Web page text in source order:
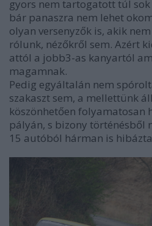
gyors nem tartogatott túl
bár panaszra nem lehet
olyan versenyzők is, akik
rólunk, nézőkről sem. Azért
attól a jobb3-as kanyartól
magamnak.
Pedig egyáltalán nem
szakaszt sem, a mellettünk
köszönhetően
pályán, s bizony történésből
15 autóból hárman is